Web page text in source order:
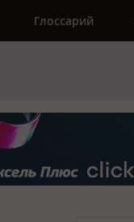
Глоссарий